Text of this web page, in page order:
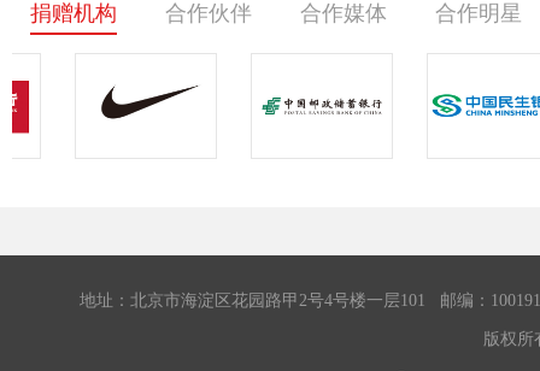
捐赠机构 合作伙伴 合作媒体 合作明星
地址：北京市海淀区花园路甲2号4号楼一层101 邮编：
版权